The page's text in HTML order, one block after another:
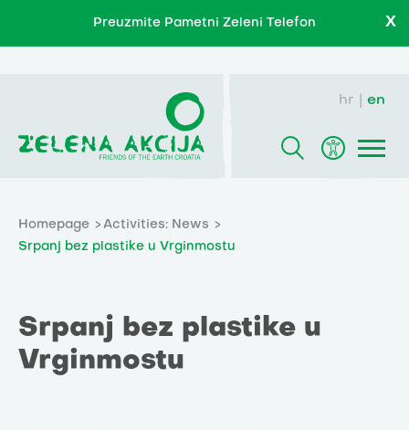
Preuzmite Pametni Zeleni Telefon X
hr en
Homepage
Activities: News
Srpanj bez plastike u Vrginmostu
Srpanj bez plastike u
Vrginmostu